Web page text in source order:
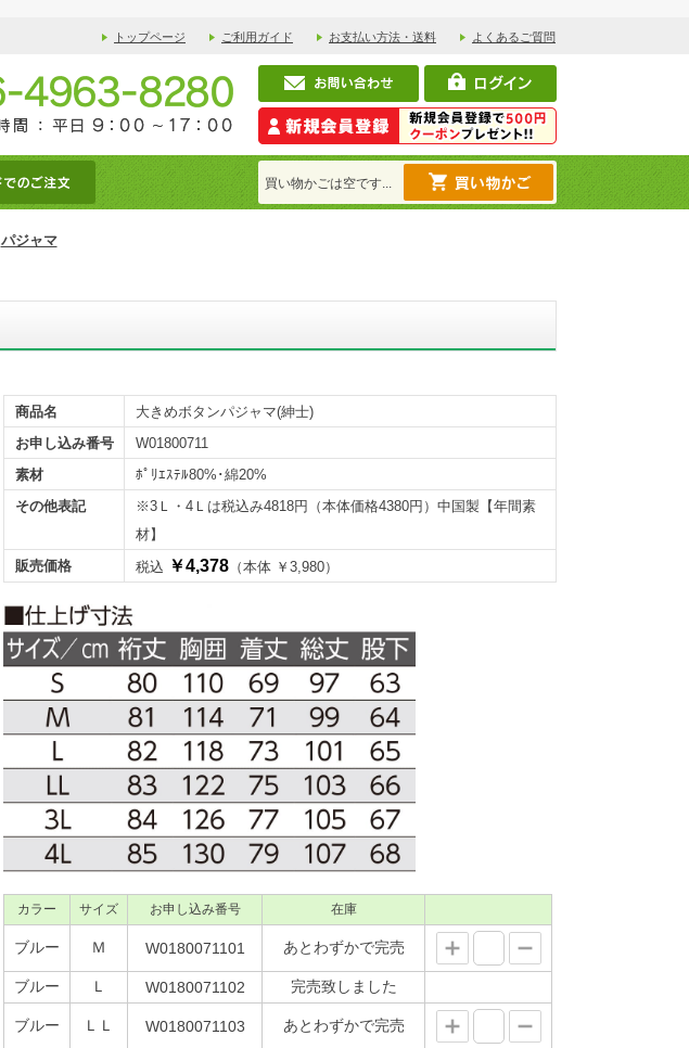
トップページ ご利用ガイド お支払い方法・送料 よくあるご質問
買い物かごは空です...
パジャマ
商品名
大きめボタンパジャマ(紳士)
お申し込み番号
W01800711
素材
ﾎﾟﾘｴｽﾃﾙ80%･綿20%
その他表記
※3Ｌ・4Ｌは税込み4818円（本体価格4380円）中国製【年間素
材】
販売価格
税込 ￥4,378 （本体 ￥3,980）
カラー サイズ お申し込み番号 在庫
ブルー Ｍ W0180071101 あとわずかで完売
ブルー Ｌ W0180071102 完売致しました
ブルー ＬＬ W0180071103 あとわずかで完売